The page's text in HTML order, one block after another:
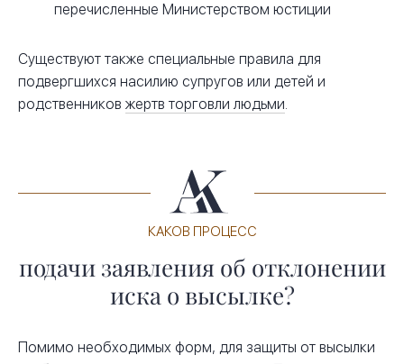
перечисленные Министерством юстиции
Существуют также специальные правила для
подвергшихся насилию супругов или детей и
родственников жертв торговли людьми.
КАКОВ ПРОЦЕСС
подачи заявления об отклонении
иска о высылке?
Помимо необходимых форм, для защиты от высылки